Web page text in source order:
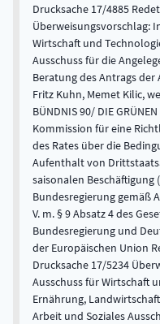
Drucksache 17/4885
Überweisungsvorschlag:
Wirtschaft und
Ausschuss für die
Beratung des Antrags
Fritz Kuhn, Memet Kilic,
BÜNDNIS 90/ DIE
Kommission für eine
des Rates über die
Aufenthalt von
saisonalen Beschäftigung
Bundesregierung gemäß
V. m. § 9 Absatz 4 des
Bundesregierung und
der Europäischen Union
Drucksache 17/5234
Ausschuss für Wirtschaft
Ernährung,
Arbeit und Soziales